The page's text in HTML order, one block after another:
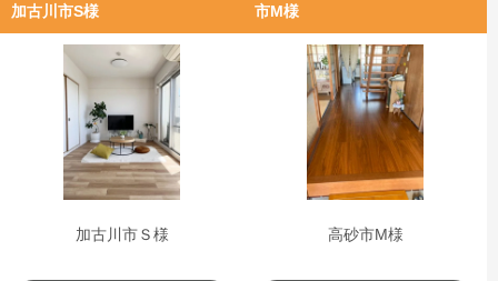
加古川市S様
加古川市Ｓ様
市M様
高砂市M様